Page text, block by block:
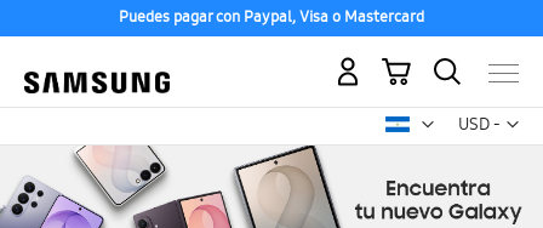
Puedes pagar con Paypal, Visa o Mastercard
USD -
dólar
Mi carrito